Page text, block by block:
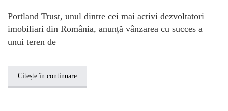
Portland Trust, unul dintre cei mai activi dezvoltatori
imobiliari din România, anunță vânzarea cu succes a
unui teren de
Citește în continuare